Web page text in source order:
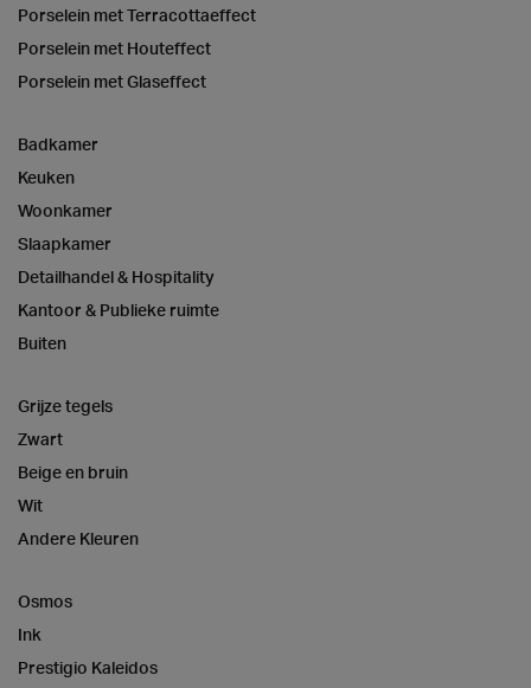
Porselein met Terracottaeffect
Porselein met Houteffect
Porselein met Glaseffect
Badkamer
Keuken
Woonkamer
Slaapkamer
Detailhandel & Hospitality
Kantoor & Publieke ruimte
Buiten
Grijze tegels
Zwart
Beige en bruin
Wit
Andere Kleuren
Osmos
Ink
Prestigio Kaleidos